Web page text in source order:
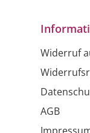
Widerruf
AGB